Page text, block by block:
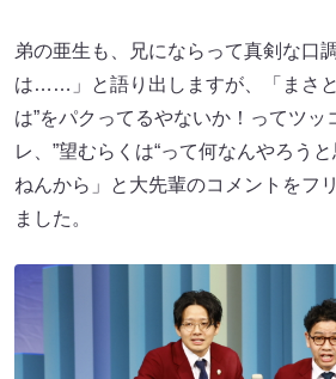
弟の亜生も、兄にならって真剣な口
は……」と語り出しますが、「まさと
は”をパクってるやないか！ってツ
レ、”望むらくは“って何なんやろう
ねんから」と大先輩のコメントをフ
ました。